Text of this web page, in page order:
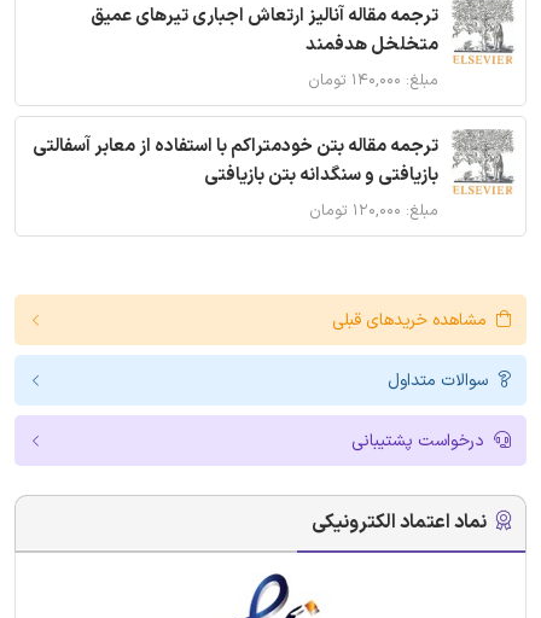
ترجمه مقاله آنالیز ارتعاش اجباری تیرهای عمیق
متخلخل هدفمند
مبلغ: ۱۴۰,۰۰۰ تومان
ترجمه مقاله بتن خودمتراکم با استفاده از معابر آسفالتی
بازیافتی و سنگدانه بتن بازیافتی
مبلغ: ۱۲۰,۰۰۰ تومان
مشاهده خریدهای قبلی
سوالات متداول
درخواست پشتیبانی
نماد اعتماد الکترونیکی